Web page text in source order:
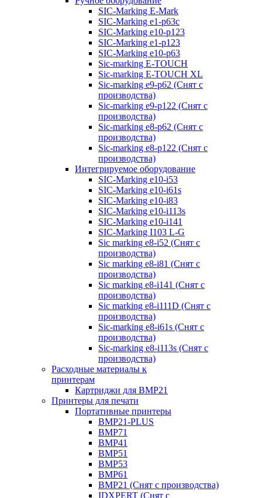
SIC-Marking E-Mark
SIC-Marking e1-p63с
SIC-Marking e10-p123
SIC-Marking e1-p123
SIC-Marking e10-p63
Sic-marking E-TOUCH
Sic-marking E-TOUCH XL
Sic-marking e9-p62 (Снят с
производства)
Sic-marking e9-p122 (Снят с
производства)
Sic-marking e8-p62 (Снят с
производства)
Sic-marking e8-p122 (Снят с
производства)
Интегрируемое оборудование
SIC-Marking e10-i53
SIC-Marking e10-i61s
SIC-Marking e10-i83
SIC-Marking e10-i113s
SIC-Marking e10-i141
SIC-Marking I103 L-G
Sic marking e8-i52 (Снят с
производства)
Sic marking e8-i81 (Снят с
производства)
Sic marking e8-i141 (Снят с
производства)
Sic marking e8-i111D (Снят с
производства)
Sic-marking e8-i61s (Снят с
производства)
Sic-marking e8-i113s (Снят с
производства)
Расходные материалы к
принтерам
Картриджи для BMP21
Принтеры для печати
Портативные принтеры
BMP21-PLUS
BMP71
BMP41
BMP51
BMP53
BMP61
BMP21 (Снят с производства)
IDXPERT (Снят с